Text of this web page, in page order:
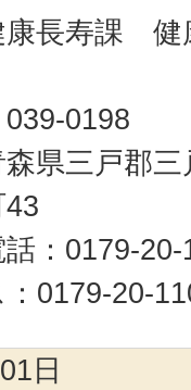
康長寿課 健
039-0198
森県三戸郡
43
話：0179-
：0179-20-
日